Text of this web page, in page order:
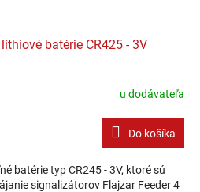
batérie CR425 - 3V
u dodávateľa
Do košíka
batérie typ CR245 - 3V, ktoré sú
signalizátorov Flajzar Feeder 4